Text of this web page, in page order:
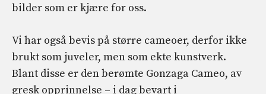
bilder som er kjære for oss.
Vi har også bevis på større cameoer, derfor ikke
brukt som juveler, men som ekte kunstverk.
Blant disse er den berømte Gonzaga Cameo, av
gresk opprinnelse – i dag bevart i